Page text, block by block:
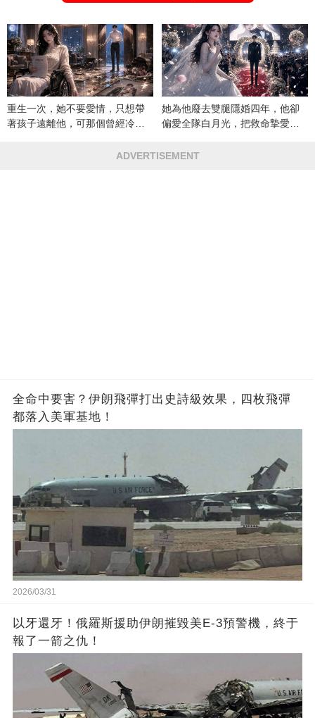
重生一次，她不要愛情，只想帶
著孩子遠離他，可那個曾經冷漠
她為他廢去雙腿隱婚四年，他卻
偏愛全隊白月光，把救命摯愛當
ADVERTISEMENT
全命中要害？伊朗飛彈打出史詩級效果，四枚飛彈
都落入美軍基地！
2026/03/31
以牙還牙！俄羅斯援助伊朗摧毀美E-3預警機，終于
報了一箭之仇！